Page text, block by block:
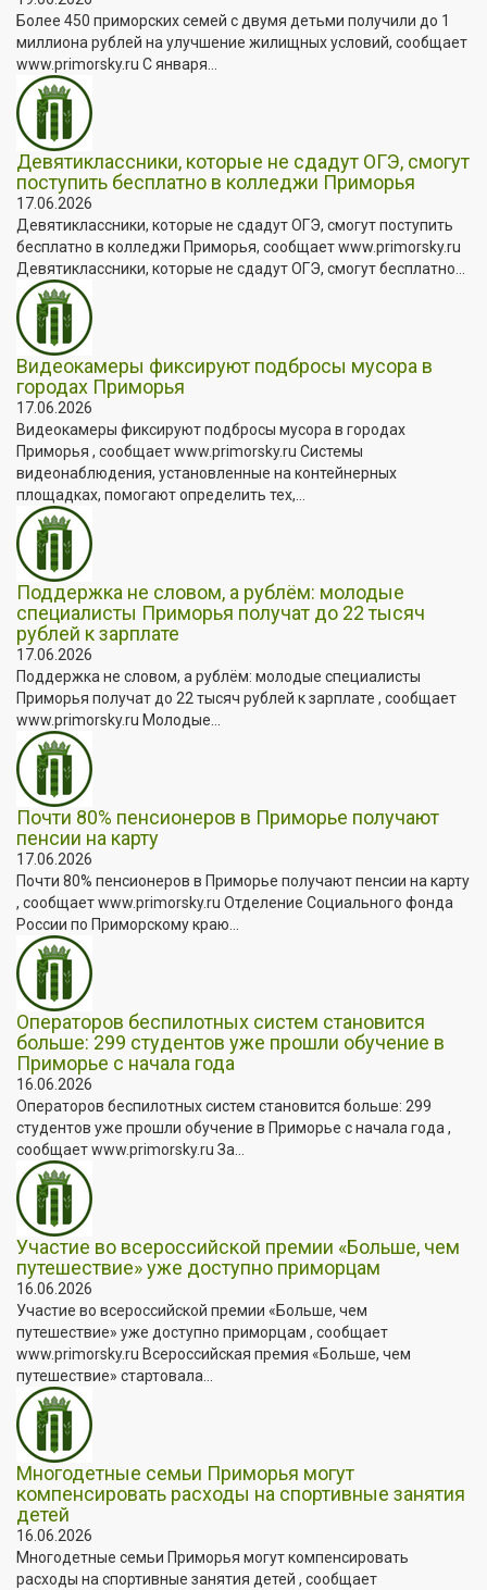
Более 450 приморских семей с двумя детьми получили до 1
миллиона рублей на улучшение жилищных условий, сообщает
www.primorsky.ru С января...
Девятиклассники, которые не сдадут ОГЭ, смогут
поступить бесплатно в колледжи Приморья
17.06.2026
Девятиклассники, которые не сдадут ОГЭ, смогут поступить
бесплатно в колледжи Приморья, сообщает www.primorsky.ru
Девятиклассники, которые не сдадут ОГЭ, смогут бесплатно...
Видеокамеры фиксируют подбросы мусора в
городах Приморья
17.06.2026
Видеокамеры фиксируют подбросы мусора в городах
Приморья , сообщает www.primorsky.ru Системы
видеонаблюдения, установленные на контейнерных
площадках, помогают определить тех,...
Поддержка не словом, а рублём: молодые
специалисты Приморья получат до 22 тысяч
рублей к зарплате
17.06.2026
Поддержка не словом, а рублём: молодые специалисты
Приморья получат до 22 тысяч рублей к зарплате , сообщает
www.primorsky.ru Молодые...
Почти 80% пенсионеров в Приморье получают
пенсии на карту
17.06.2026
Почти 80% пенсионеров в Приморье получают пенсии на карту
, сообщает www.primorsky.ru Отделение Социального фонда
России по Приморскому краю...
Операторов беспилотных систем становится
больше: 299 студентов уже прошли обучение в
Приморье с начала года
16.06.2026
Операторов беспилотных систем становится больше: 299
студентов уже прошли обучение в Приморье с начала года ,
сообщает www.primorsky.ru За...
Участие во всероссийской премии «Больше, чем
путешествие» уже доступно приморцам
16.06.2026
Участие во всероссийской премии «Больше, чем
путешествие» уже доступно приморцам , сообщает
www.primorsky.ru Всероссийская премия «Больше, чем
путешествие» стартовала...
Многодетные семьи Приморья могут
компенсировать расходы на спортивные занятия
детей
16.06.2026
Многодетные семьи Приморья могут компенсировать
расходы на спортивные занятия детей , сообщает